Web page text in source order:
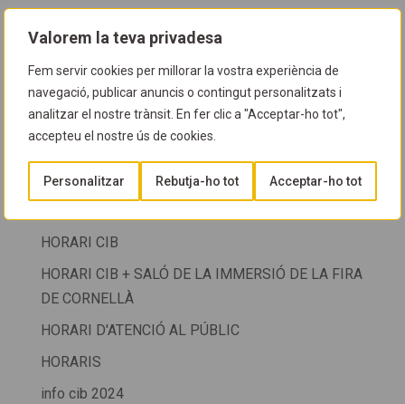
Valorem la teva privadesa
Fem servir cookies per millorar la vostra experiència de
navegació, publicar anuncis o contingut personalitzats i
analitzar el nostre trànsit. En fer clic a "Acceptar-ho tot",
accepteu el nostre ús de cookies.
Personalitzar Rebutja-ho tot Acceptar-ho tot
FOTOS NETEGES
FOTOSUB
GUIA D'ESPÈCIES
Guia del CIB
HORARI CIB
HORARI CIB + SALÓ DE LA IMMERSIÓ DE LA FIRA
DE CORNELLÀ
HORARI D'ATENCIÓ AL PÚBLIC
HORARIS
info cib 2024